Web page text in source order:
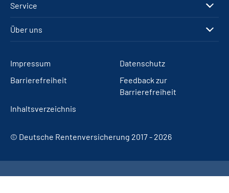
Service
Über uns
Impressum
Datenschutz
Barrierefreiheit
Feedback zur
Barrierefreiheit
Inhaltsverzeichnis
© Deutsche Rentenversicherung 2017 - 2026